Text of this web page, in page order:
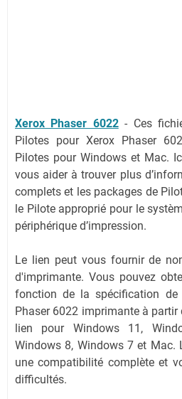
Xerox Phaser 6022 - Ces
Pilotes pour Xerox Phaser
Pilotes pour Windows et Mac.
vous aider à trouver plus
complets et les packages de
le Pilote approprié pour le
périphérique d’impression.
Le lien peut vous fournir de
d'imprimante. Vous pouvez
fonction de la spécification de
Phaser 6022 imprimante à
lien pour Windows 11,
Windows 8, Windows 7 et Mac.
une compatibilité complète et
difficultés.